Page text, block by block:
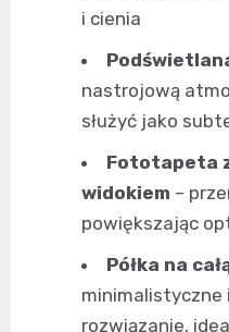
i cienia
nastrojową
służyć jako
Fototapeta
widokiem –
powiększając
Półka na
minimalistyczne
rozwiązanie,